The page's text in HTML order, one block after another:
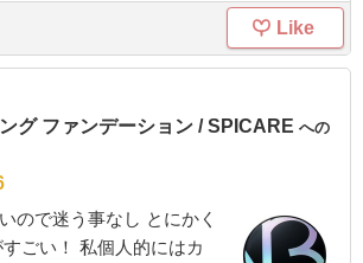
Like
グ ファンデーション / SPICARE への
ので迷う事なし とにかく
ごい！ 私個人的にはカ